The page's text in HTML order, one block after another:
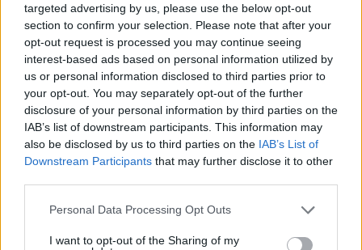
targeted advertising by us, please use the below opt-out
section to confirm your selection. Please note that after your
opt-out request is processed you may continue seeing
interest-based ads based on personal information utilized by
us or personal information disclosed to third parties prior to
your opt-out. You may separately opt-out of the further
disclosure of your personal information by third parties on the
IAB’s list of downstream participants. This information may
also be disclosed by us to third parties on the IAB’s List of
Downstream Participants that may further disclose it to other
Please note that this website/app uses one or more Google
not limited to your visit or usage behaviour. You may click to
Personal Data Processing Opt Outs
I want to opt-out of the Sharing of my